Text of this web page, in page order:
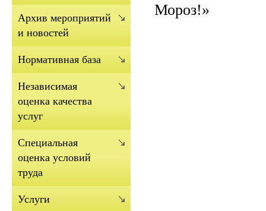
Мороз!»
Архив мероприятий
и новостей
Нормативная база
Независимая
оценка качества
услуг
Cпециальная
оценка условий
труда
Услуги